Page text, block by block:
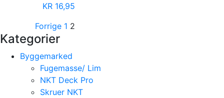
KR 16,95
Forrige 1 2
Kategorier
Byggemarked
Fugemasse/ Lim
NKT Deck Pro
Skruer NKT